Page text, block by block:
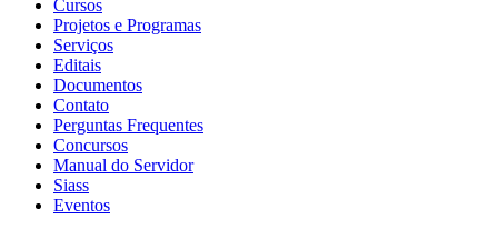
Cursos
Projetos e Programas
Serviços
Editais
Documentos
Contato
Perguntas Frequentes
Concursos
Manual do Servidor
Siass
Eventos